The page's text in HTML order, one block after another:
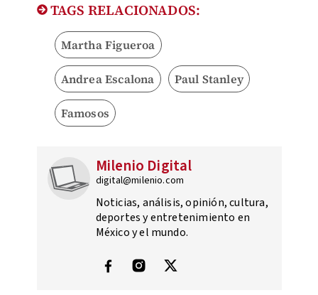
TAGS RELACIONADOS:
Martha Figueroa
Andrea Escalona Paul Stanley
Famosos
Milenio Digital
digital@milenio.com
Noticias, análisis, opinión, cultura,
deportes y entretenimiento en
México y el mundo.